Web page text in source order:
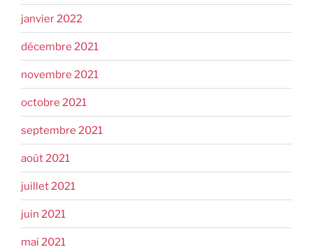
janvier 2022
décembre 2021
novembre 2021
octobre 2021
septembre 2021
août 2021
juillet 2021
juin 2021
mai 2021